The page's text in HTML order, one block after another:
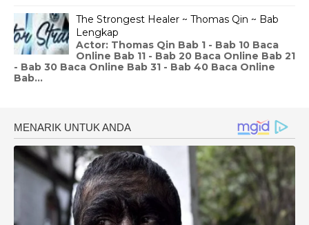
The Strongest Healer ~ Thomas Qin ~ Bab
Lengkap
Actor: Thomas Qin Bab 1 - Bab 10 Baca
Online Bab 11 - Bab 20 Baca Online Bab 21
- Bab 30 Baca Online Bab 31 - Bab 40 Baca Online
Bab...